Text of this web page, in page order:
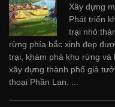
Xây dựng
Phát triển
trại nhỏ
rừng phía bắc xinh đẹp
trại, khám phá khu rừng và
xây dựng thành phố giả
thoại Phần Lan. ...